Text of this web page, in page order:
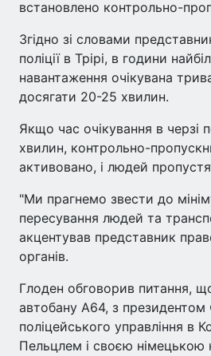
встановлено контрольно-
Згідно зі словами
поліції в Трірі, в години
навантаження очікувана
досягати 20-25 хвилин.
Якщо час очікування в черзі
хвилин, контрольно-
активовано, і людей
"Ми прагнемо звести до
пересування людей та
акцентував представник
органів.
Глоден обговорив питання,
автобану A64, з
поліцейського управління в
Пельцлем і своєю німецькою